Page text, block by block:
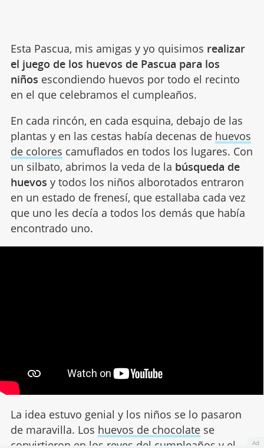
Esta Pascua, mis amigas y yo quisimos realizar
el juego de los huevos de Pascua para los
niños escondiendo huevos por todo el recinto
en el que celebramos el cumpleaños.
En cada rincón, en cada esquina, debajo de las
plantas y en las cestas había decenas de huevos
de colores camuflados en todos los lugares. Con
un silbato, abrimos la veda de la búsqueda de
huevos y todos los niños alborotados entraron
en un estado de frenesí, que estallaba cada vez
que uno les decía a todos los demás que había
encontrado uno.
La idea estuvo genial y los niños se lo pasaron
de maravilla. Los huevos de chocolatese
Ad